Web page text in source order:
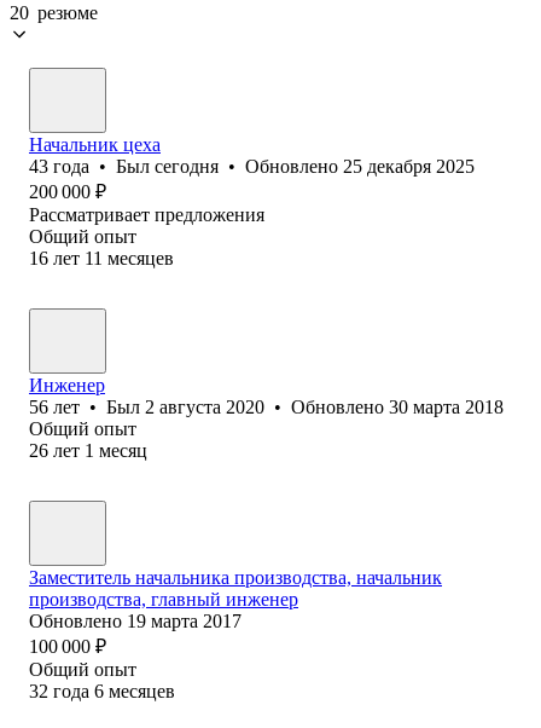
20 резюме
Начальник цеха
43 года • Был сегодня • Обновлено 25 декабря 2025
200 000 ₽
Рассматривает предложения
Общий опыт
16 лет 11 месяцев
Инженер
56 лет • Был 2 августа 2020 • Обновлено 30 марта 2018
Общий опыт
26 лет 1 месяц
Заместитель начальника производства, начальник
производства, главный инженер
Обновлено 19 марта 2017
100 000 ₽
Общий опыт
32 года 6 месяцев